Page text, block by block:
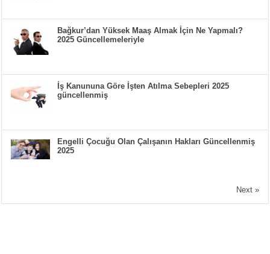
Bağkur’dan Yüksek Maaş Almak İçin Ne Yapmalı?
2025 Güncellemeleriyle
İş Kanununa Göre İşten Atılma Sebepleri 2025
güncellenmiş
Engelli Çocuğu Olan Çalışanın Hakları Güncellenmiş
2025
Next »